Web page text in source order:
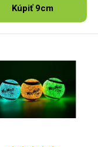
Kúpiť 9cm